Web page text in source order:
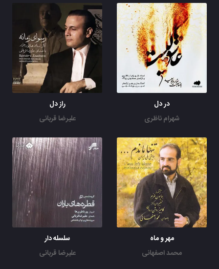
در دل
شهرام ناظری
راز دل
علیرضا قربانی
مهر و ماه
محمد اصفهانی
سلسله دار
علیرضا قربانی